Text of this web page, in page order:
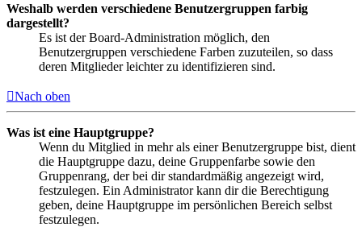
Weshalb werden verschiedene Benutzergruppen farbig
dargestellt?
Es ist der Board-Administration möglich, den
Benutzergruppen verschiedene Farben zuzuteilen, so dass
deren Mitglieder leichter zu identifizieren sind.
Nach oben
Was ist eine Hauptgruppe?
Wenn du Mitglied in mehr als einer Benutzergruppe bist, dient
die Hauptgruppe dazu, deine Gruppenfarbe sowie den
Gruppenrang, der bei dir standardmäßig angezeigt wird,
festzulegen. Ein Administrator kann dir die Berechtigung
geben, deine Hauptgruppe im persönlichen Bereich selbst
festzulegen.